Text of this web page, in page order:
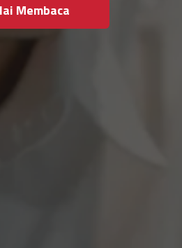
Membaca